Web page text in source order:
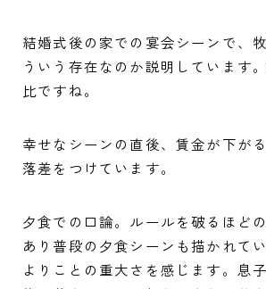
結婚式後の家での宴会シーンで、
ういう存在なのか説明しています
比ですね。
幸せなシーンの直後、賃金が下が
落差をつけています。
夕食での口論。ルールを破るほど
あり普段の夕食シーンも描かれて
よりことの重大さを感じます。息